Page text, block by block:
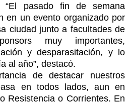
“El pasado fin de semana
en un evento organizado por
ciudad junto a facultades de
muy importantes,
y desparasitación, y lo
al año”, destacó.
de destacar nuestros
en todos lados, aun en
Resistencia o Corrientes. En